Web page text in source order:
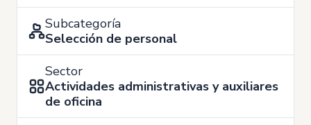
Subcategoría
Selección de personal
Sector
Actividades administrativas y auxiliares
de oficina